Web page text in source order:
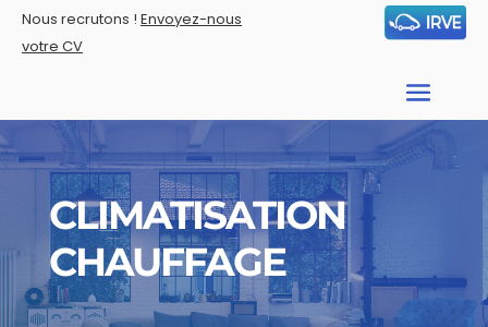
Nous recrutons ! Envoyez-nous
votre CV
CLIMATISATION
CHAUFFAGE